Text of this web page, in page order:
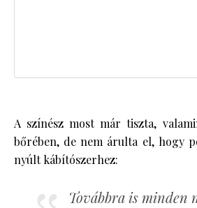
A színész most már tiszta,
bőrében, de nem árulta el, hogy
nyúlt kábítószerhez:
Továbbra is minden